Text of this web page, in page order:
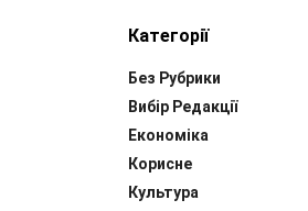
Категорії
Без Рубрики
Вибір Редакції
Економіка
Корисне
Культура